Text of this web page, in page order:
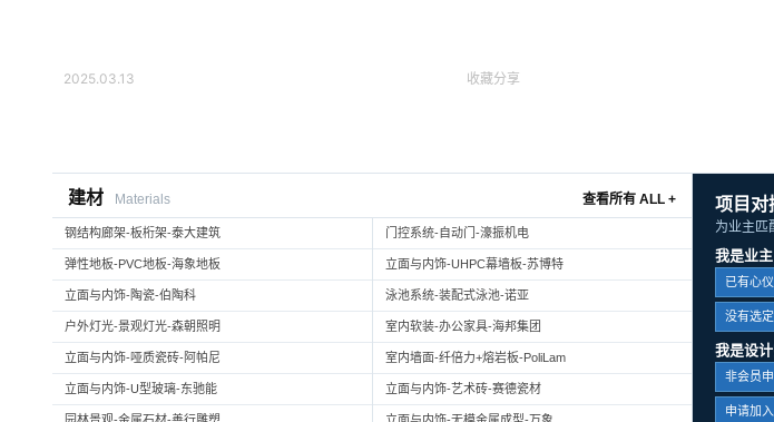
2025.03.13 收藏分享
建材 Materials 查看所有 ALL +
钢结构廊架-板桁架-泰大建筑 门控系统-自动门-濠振机电
弹性地板-PVC地板-海象地板 立面与内饰-UHPC幕墙板-苏博特
立面与内饰-陶瓷-伯陶科 泳池系统-装配式泳池-诺亚
户外灯光-景观灯光-森朝照明 室内软装-办公家具-海邦集团
立面与内饰-哑质瓷砖-阿帕尼 室内墙面-纤倍力+熔岩板-PoliLam
立面与内饰-U型玻璃-东驰能 立面与内饰-艺术砖-赛德瓷材
项目对
为业主匹
我是业
已有心
没有选
我是设
非会员
申请加